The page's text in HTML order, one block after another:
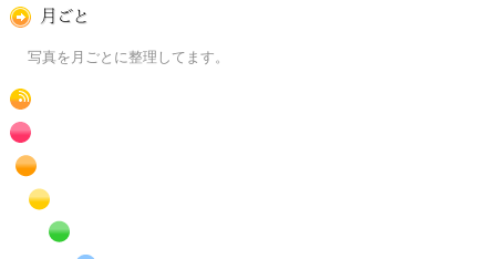
写真を月ごとに整理してます。
RSS
赤色の花のフリー写真素材
橙色の花のフリー写真素材
黄色の花のフリー写真素材
緑色の花のフリー写真素材